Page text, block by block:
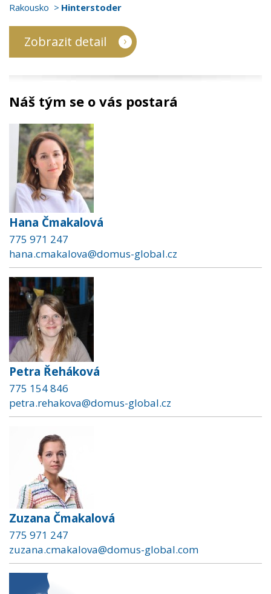
Rakousko Hinterstoder
Zobrazit detail
Náš tým se o vás postará
Hana Čmakalová
775 971 247
hana.cmakalova@domus-global.cz
Petra Řeháková
775 154 846
petra.rehakova@domus-global.cz
Zuzana Čmakalová
775 971 247
zuzana.cmakalova@domus-global.com